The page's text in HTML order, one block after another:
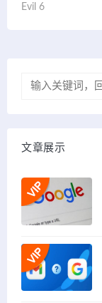
Evil 6
文章展示